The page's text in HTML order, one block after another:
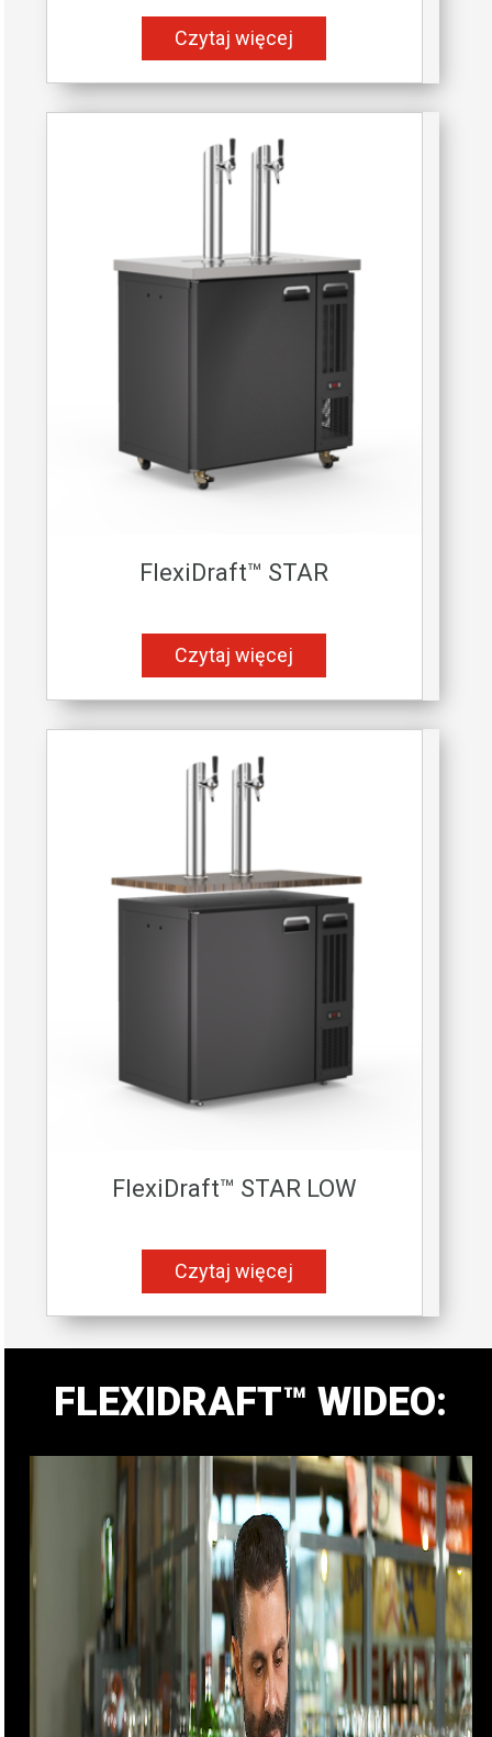
Czytaj więcej
FlexiDraft™ STAR
Czytaj więcej
FlexiDraft™ STAR LOW
Czytaj więcej
FLEXIDRAFT™ WIDEO: